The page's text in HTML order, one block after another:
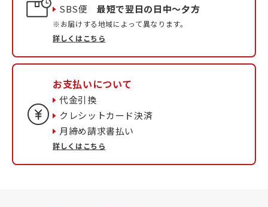
SBS便最短で翌日の日中〜夕方
※お届けする地域によって異なります。
詳しくはこちら
お支払いについて
代金引換
クレシットカード決済
月締め請求書払い
詳しくはこちら